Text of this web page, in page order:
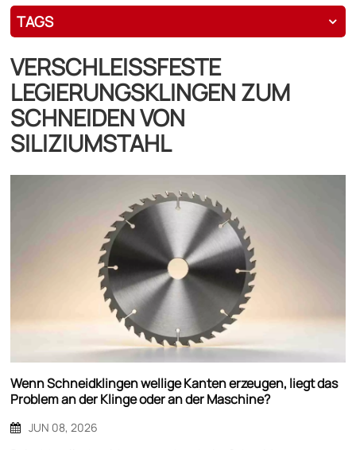
TAGS
VERSCHLEISSFESTE L
EGIERUNGSKLINGEN ZUM S
CHNEIDEN VON S
ILIZIUMSTAHL
Wenn Schneidklingen wellige Kanten erzeugen, liegt das
Problem an der Klinge oder an der Maschine?
JUN 08, 2026